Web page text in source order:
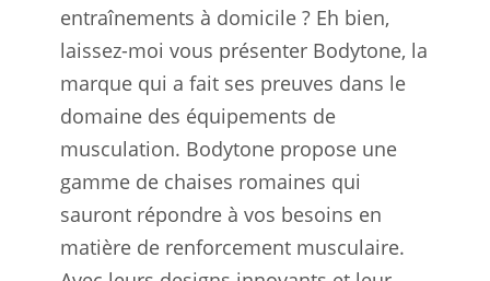
entraînements à domicile ? Eh bien,
laissez-moi vous présenter Bodytone, la
marque qui a fait ses preuves dans le
domaine des équipements de
musculation. Bodytone propose une
gamme de chaises romaines qui
sauront répondre à vos besoins en
matière de renforcement musculaire.